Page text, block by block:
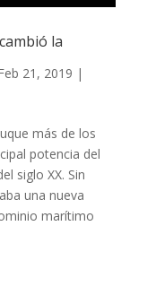
la
21, 2019 |
más de los
potencia del
siglo XX. Sin
una nueva
marítimo